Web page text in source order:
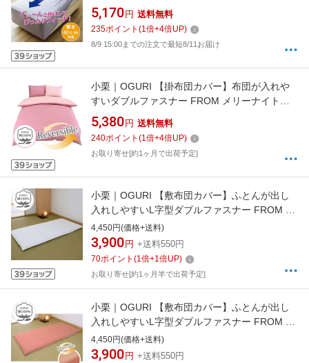
40cm対応 サックス サックス MNS674590-76
[ダブルサイズ]
5,170 円 送料無料
235ポイント (1倍+4倍UP)
8/9 15:00までの注文で最短8/11お届け
小栗｜OGURI 【掛布団カバー】布団が入れや
すいダブルファスナー FROM メリーナイト
(MerryNight) アッシュピンク FM62600118 [ダ
ブルサイズ]
5,380 円 送料無料
240ポイント (1倍+4倍UP)
お取り寄せ[約1ヶ月で出荷予定]
小栗｜OGURI 【敷布団カバー】ふとんが出し
入れしやすいL字型ダブルファスナー FROM メ
リーナイト(MerryNight) ホワイト FM63500106
[ダブルロングサイズ]
4,450円(価格+送料)
3,900 円 +送料550円
70ポイント (1倍+1倍UP)
お取り寄せ[約1ヶ月半で出荷予定]
小栗｜OGURI 【敷布団カバー】ふとんが出し
入れしやすいL字型ダブルファスナー FROM メ
リーナイト(MerryNight) テラコッタ
FM63500111 [ダブルロングサイズ]
4,450円(価格+送料)
3,900 円 +送料550円